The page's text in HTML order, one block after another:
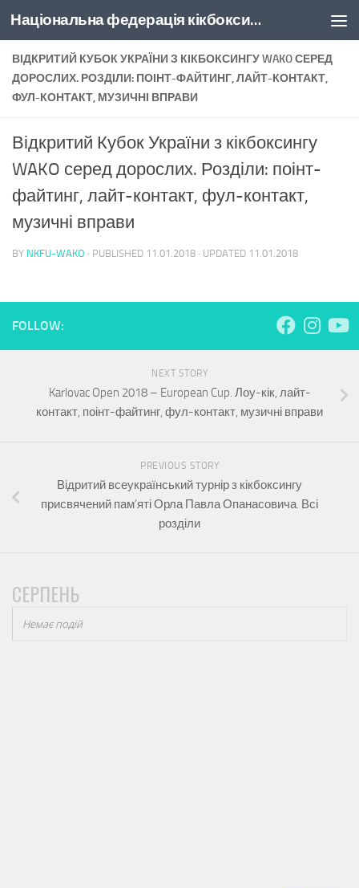
Skip to content Національна федерація кікбоксингу України
ВІДКРИТИЙ КУБОК УКРАЇНИ З КІКБОКСИНГУ WAKO СЕРЕД
ДОРОСЛИХ. РОЗДІЛИ: ПОІНТ-ФАЙТИНГ, ЛАЙТ-КОНТАКТ,
ФУЛ-КОНТАКТ, МУЗИЧНІ ВПРАВИ
Відкритий Кубок України з кікбоксингу
WAKO серед дорослих. Розділи: поінт-
файтинг, лайт-контакт, фул-контакт,
музичні вправи
BY NKFU-WAKO · PUBLISHED 11.01.2018 · UPDATED 11.01.2018
FOLLOW:
NEXT STORY
Karlovac Open 2018 – European Cup. Лоу-кік, лайт-
контакт, поінт-файтинг, фул-контакт, музичні вправи
PREVIOUS STORY
Відритий всеукраїнський турнір з кікбоксингу
присвячений пам’яті Орла Павла Опанасовича. Всі
розділи
СЕРПЕНЬ
Немає подій